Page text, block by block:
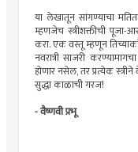
या लेखातून सांगण्याचा
म्हणजेच स्त्रीशक्तीची पूजा-
करा. एक वस्तू म्हणून
नवरात्री साजरी
होणार नसेल, तर प्रत्येक
सुद्धा काळाची गरज!
- वैष्णवी प्रभू